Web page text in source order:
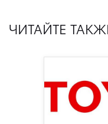
ЧИТАЙТЕ